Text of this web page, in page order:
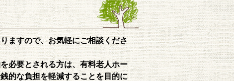
ますので、お気軽にご相談くださ
必要とされる方は、有料老人ホー
的な負担を軽減することを目的に